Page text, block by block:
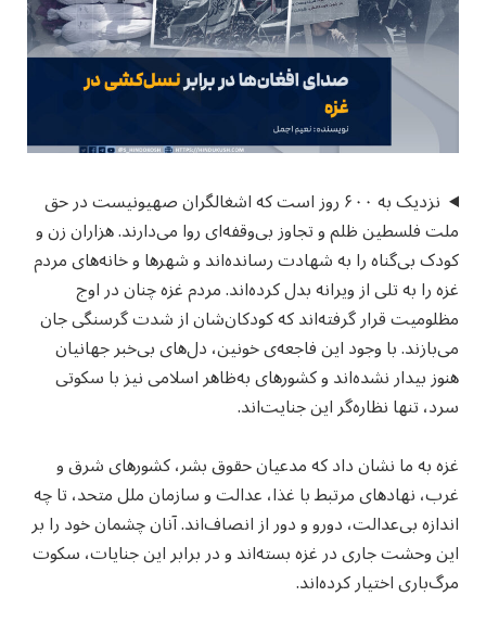
نزدیک به ۶۰۰ روز است که اشغالگران صهیونیست در حق
ملت فلسطین ظلم و تجاوز بی‌وقفه‌ای روا می‌دارند. هزاران زن و
کودک بی‌گناه را به شهادت رسانده‌اند و شهرها و خانه‌های مردم
غزه را به تلی از ویرانه بدل کرده‌اند. مردم غزه چنان در اوج
مظلومیت قرار گرفته‌اند که کودکان‌شان از شدت گرسنگی جان
می‌بازند. با وجود این فاجعه‌ی خونین، دل‌های بی‌خبر جهانیان
هنوز بیدار نشده‌اند و کشورهای به‌ظاهر اسلامی نیز با سکوتی
سرد، تنها نظاره‌گر این جنایت‌اند.
غزه به ما نشان داد که مدعیان حقوق بشر، کشورهای شرق و
غرب، نهادهای مرتبط با غذا، عدالت و سازمان ملل متحد، تا چه
اندازه بی‌عدالت، دو‌رو و دور از انصاف‌اند. آنان چشمان خود را بر
این وحشت جاری در غزه بسته‌اند و در برابر این جنایات، سکوت
مرگ‌باری اختیار کرده‌اند.